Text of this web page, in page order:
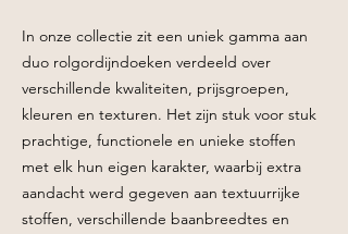
In onze collectie zit een uniek gamma aan
duo rolgordijndoeken verdeeld over
verschillende kwaliteiten, prijsgroepen,
kleuren en texturen. Het zijn stuk voor stuk
prachtige, functionele en unieke stoffen
met elk hun eigen karakter, waarbij extra
aandacht werd gegeven aan textuurrijke
stoffen, verschillende baanbreedtes en